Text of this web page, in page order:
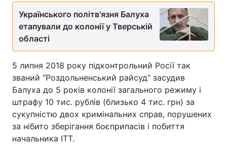
Українського політв'язня Балуха
етапували до колонії у Тверській
області
5 липня 2018 року підконтрольний Росії так
званий "Роздольненський райсуд" засудив
Балуха до 5 років колонії загального режиму і
штрафу 10 тис. рублів (близько 4 тис. грн) за
сукупністю двох кримінальних справ, порушених
за нібито зберігання боєприпасів і побиття
начальника ІТТ.